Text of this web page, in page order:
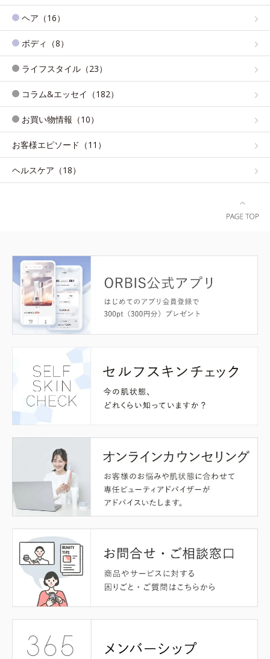
ヘア（16）
ボディ（8）
ライフスタイル（23）
コラム&エッセイ（182）
お買い物情報（10）
お客様エピソード（11）
ヘルスケア（18）